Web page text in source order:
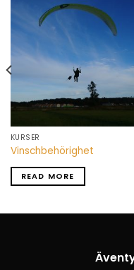
KURSER
Vinschbehörighet
READ MORE